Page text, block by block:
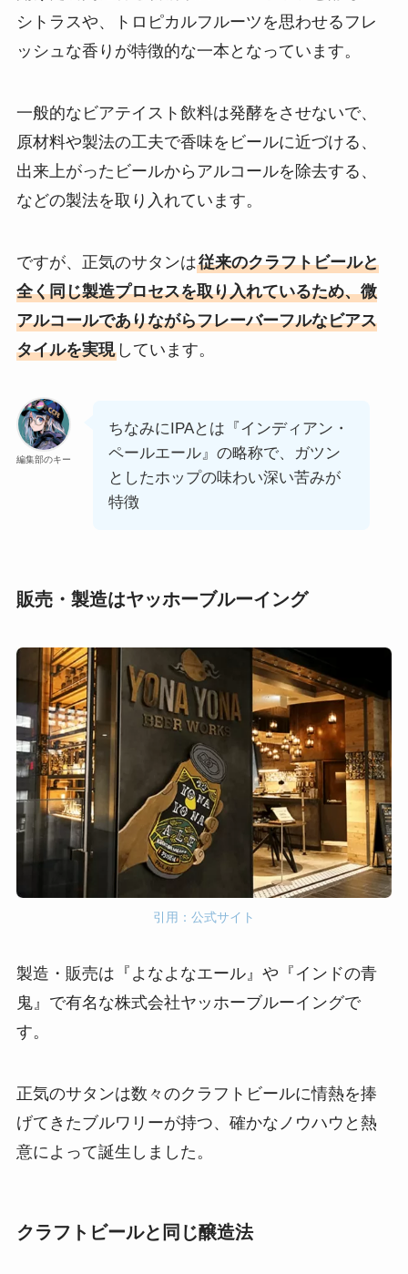
シトラスや、トロピカルフルーツを思わせるフレ
ッシュな香りが特徴的な一本となっています。
一般的なビアテイスト飲料は発酵をさせないで、
原材料や製法の工夫で香味をビールに近づける、
出来上がったビールからアルコールを除去する、
などの製法を取り入れています。
ですが、正気のサタンは従来のクラフトビールと
全く同じ製造プロセスを取り入れているため、微
アルコールでありながらフレーバーフルなビアス
タイルを実現しています。
編集部のキー
ちなみにIPAとは『インディアン・
ペールエール』の略称で、ガツン
としたホップの味わい深い苦みが
特徴
販売・製造はヤッホーブルーイング
引用：公式サイト
製造・販売は『よなよなエール』や『インドの青
鬼』で有名な株式会社ヤッホーブルーイングで
す。
正気のサタンは数々のクラフトビールに情熱を捧
げてきたブルワリーが持つ、確かなノウハウと熱
意によって誕生しました。
クラフトビールと同じ醸造法